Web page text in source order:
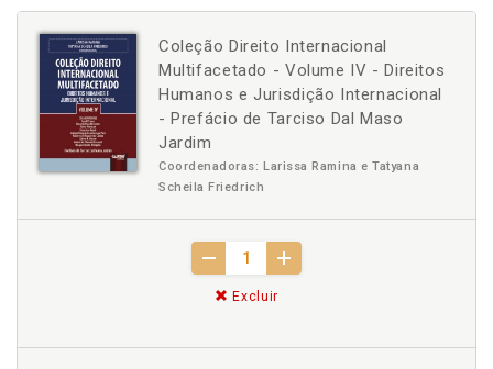
Coleção Direito Internacional
Multifacetado - Volume IV - Direitos
Humanos e Jurisdição Internacional
- Prefácio de Tarciso Dal Maso
Jardim
Coordenadoras: Larissa Ramina e Tatyana
Scheila Friedrich
Excluir